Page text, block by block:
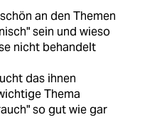
an den Themen
sein und wieso
nicht behandelt
das ihnen
Thema
so gut wie gar